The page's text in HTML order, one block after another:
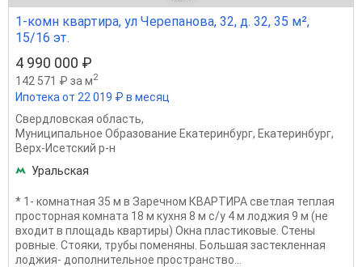
1-комн квартира, ул Черепанова, 32, д. 32, 35 м²,
15/16 эт.
4 990 000 ₽
142 571 ₽ за м2
Ипотека от 22 019 ₽ в месяц
Свердловская область,
Муниципальное Образование Екатеринбург, Екатеринбург,
Верх-Исетский р-н
Уральская
* 1- комнатная 35 м в Заречном КВАРТИРА светлая теплая
просторная комната 18 м кухня 8 м с/у 4 м лоджия 9 м (не
входит в площадь квартиры) Окна пластиковые. Стены
ровные. Стояки, трубы поменяны. Большая застекленная
лоджия- дополнительное пространство...